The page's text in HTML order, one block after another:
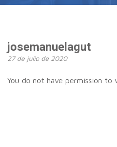
josemanuelagut
27 de julio de 2020
You do not have permission to